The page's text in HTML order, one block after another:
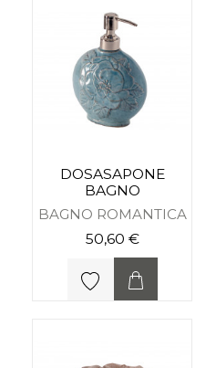
DOSASAPONE
BAGNO
BAGNO ROMANTICA
50,60 €